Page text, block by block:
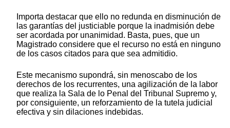
Importa destacar que ello no redunda en disminución de
las garantías del justiciable porque la inadmisión debe
ser acordada por unanimidad. Basta, pues, que un
Magistrado considere que el recurso no está en ninguno
de los casos citados para que sea admitidio.
Este mecanismo supondrá, sin menoscabo de los
derechos de los recurrentes, una agilización de la labor
que realiza la Sala de lo Penal del Tribunal Supremo y,
por consiguiente, un reforzamiento de la tutela judicial
efectiva y sin dilaciones indebidas.